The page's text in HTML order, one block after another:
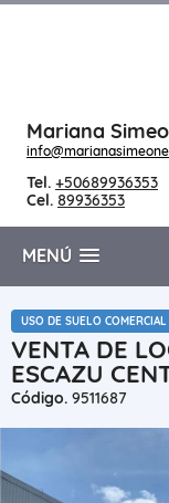
Mariana
Tel. +50689936353
Cel. 89936353
MENÚ
USO DE SUELO COMERCIAL
VENTA DE
ESCAZU
Código. 9511687